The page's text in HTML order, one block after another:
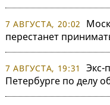
7 АВГУСТА, 20:02
перестанет
7 АВГУСТА, 19:31
Экс-
Петербурге по делу